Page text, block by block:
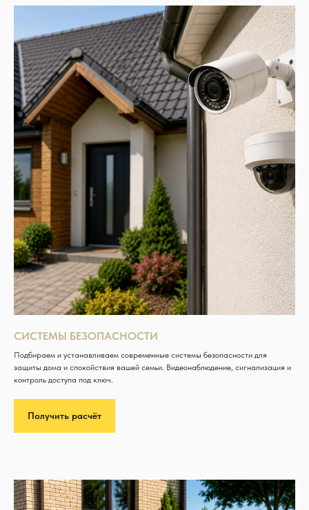
СИСТЕМЫ БЕЗОПАСНОСТИ
Подбираем и устанавливаем современные системы безопасности для
защиты дома и спокойствия вашей семьи. Видеонаблюдение, сигнализация и
контроль доступа под ключ.
Получить расчёт